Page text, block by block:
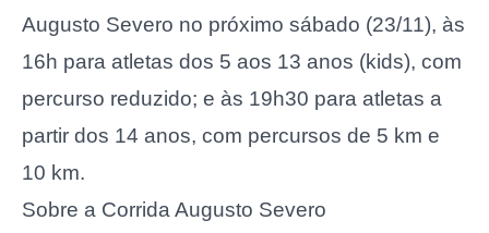
Augusto Severo no próximo sábado (23/11), às
16h para atletas dos 5 aos 13 anos (kids), com
percurso reduzido; e às 19h30 para atletas a
partir dos 14 anos, com percursos de 5 km e
10 km.
Sobre a Corrida Augusto Severo